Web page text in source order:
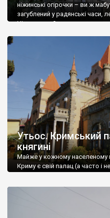
ніжинські огірочки – ви ж
загублений у радянські часи,
Ніжин греки?
Утьос. Кримський
княгині
Майже у кожному населеному
Криму є свій палац (а часто і